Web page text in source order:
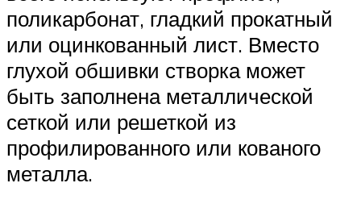
поликарбонат, гладкий прокатный
или оцинкованный лист. Вместо
глухой обшивки створка может
быть заполнена металлической
сеткой или решеткой из
профилированного или кованого
металла.